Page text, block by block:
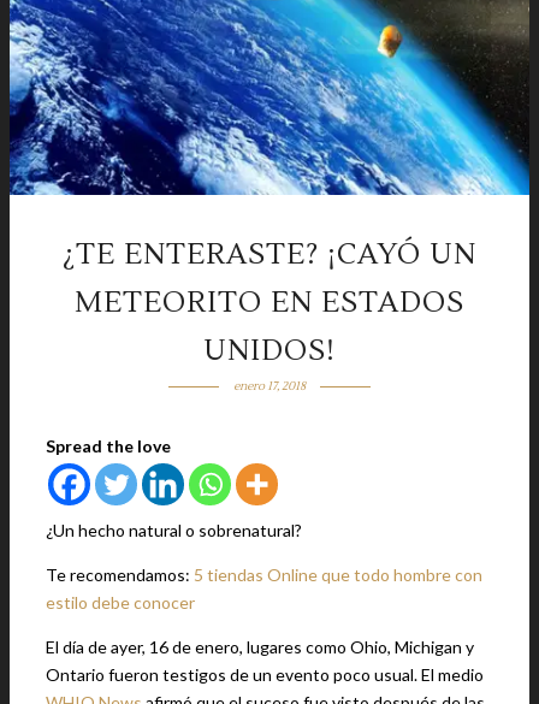
¿TE ENTERASTE? ¡CAYÓ UN
METEORITO EN ESTADOS
UNIDOS!
enero 17, 2018
Spread the love
¿Un hecho natural o sobrenatural?
Te recomendamos: 5 tiendas Online que todo hombre con
estilo debe conocer
El día de ayer, 16 de enero, lugares como Ohio, Michigan y
Ontario fueron testigos de un evento poco usual. El medio